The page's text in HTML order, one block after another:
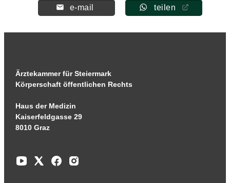
e-mail teilen
Ärztekammer für Steiermark
Körperschaft öffentlichen Rechts
Haus der Medizin
Kaiserfeldgasse 29
8010 Graz